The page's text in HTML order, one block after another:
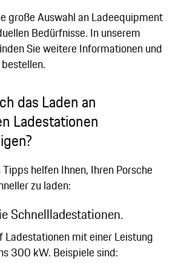
große Auswahl an Ladeequipment
Bedürfnisse. In unserem
Sie weitere Informationen und
das Laden an
Ladestationen
helfen Ihnen, Ihren Porsche
zu laden:
Schnellladestationen.
Ladestationen mit einer Leistung
300 kW. Beispiele sind: